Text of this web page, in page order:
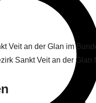
Veit an der Glan im
Sankt Veit an der Glan